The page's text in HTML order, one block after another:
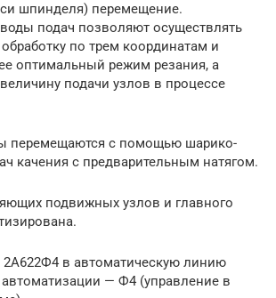
шпинделя) перемещение.
подач позволяют осуществлять
по трем координатам и
оптимальный режим резания, а
подачи узлов в процессе
перемещаются с помощью шарико-
качения с предварительным натягом.
подвижных узлов и главного
2А622Ф4 в автоматическую линию
автоматизации — Ф4 (управление в